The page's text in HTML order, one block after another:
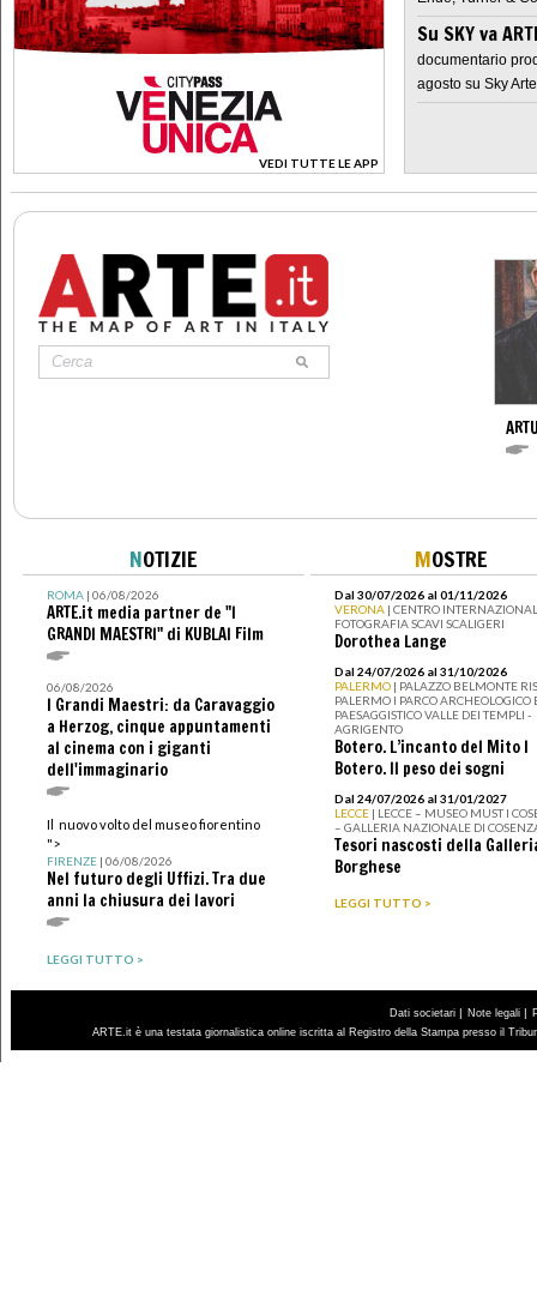
VEDI TUTTE LE APP
>
Su SKY va
documentario
agosto su Sky Arte
NOTIZIE
ROMA| 06/08/2026
ARTE.it media partner de "I
GRANDI MAESTRI" di KUBLAI Film
06/08/2026
I Grandi Maestri: da Caravaggio
a Herzog, cinque appuntamenti
al cinema con i giganti
dell'immaginario
Il nuovo volto del museo fiorentino
">
FIRENZE| 06/08/2026
Nel futuro degli Uffizi. Tra due
anni la chiusura dei lavori
LEGGI TUTTO >
MOSTRE
Dal 30/07/2026 al 01/11/2026
VERONA | CENTRO
FOTOGRAFIA SCAVI SCALIGERI
Dorothea Lange
Dal 24/07/2026 al 31/10/2026
PALERMO | PALAZZO BELMONTE
PALERMO I PARCO ARCHEOLOGICO
PAESAGGISTICO VALLE DEI TEMPLI -
AGRIGENTO
Botero. L’incanto del Mito I
Botero. Il peso dei sogni
Dal 24/07/2026 al 31/01/2027
LECCE | LECCE – MUSEO MUST I
– GALLERIA NAZIONALE DI
Tesori nascosti della
Borghese
LEGGI TUTTO >
Dati societari | Note legali |
ARTE.it è una testata giornalistica online iscritta al Registro della Stampa presso il